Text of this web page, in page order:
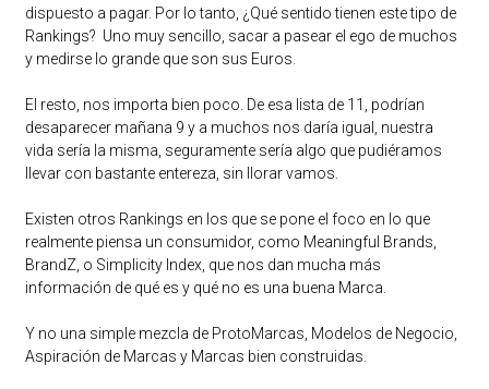
dispuesto a pagar. Por lo tanto, ¿Qué sentido tienen este tipo de
Rankings? Uno muy sencillo, sacar a pasear el ego de muchos
y medirse lo grande que son sus Euros.
El resto, nos importa bien poco. De esa lista de 11, podrían
desaparecer mañana 9 y a muchos nos daría igual, nuestra
vida sería la misma, seguramente sería algo que pudiéramos
llevar con bastante entereza, sin llorar vamos.
Existen otros Rankings en los que se pone el foco en lo que
realmente piensa un consumidor, como Meaningful Brands,
BrandZ, o Simplicity Index, que nos dan mucha más
información de qué es y qué no es una buena Marca.
Y no una simple mezcla de ProtoMarcas, Modelos de Negocio,
Aspiración de Marcas y Marcas bien construidas.